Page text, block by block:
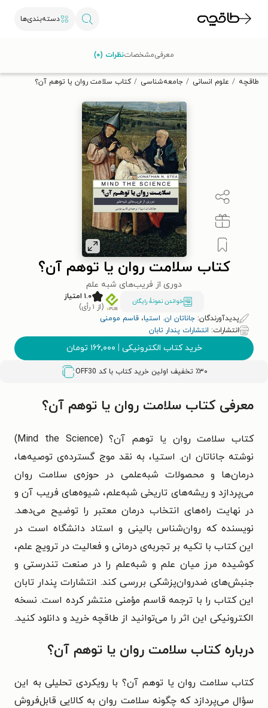
دسته‌بندی‌ها
تخفیف از طاقچه دریافت کن.
طاقچه علوم انسانی جامعه‌شناسی کتاب سلامت روان یا توهم آن؟
کتاب سلامت روان یا توهم آن؟
دوری از فریب‌های شبه علم
خواندن نمونۀ رایگان
۱.۰ امتیاز
(از ۱ رأی)
پدیدآورندگان: جاناتان ان. استیا، قاسم مومنی
انتشارات: انتشارات پندار تابان
خرید کتاب الکترونیکی | ۱۶۶,۰۰۰ تومان
٪۳۰ تخفیف اولین خرید کتاب با کد OFF30
معرفیمشخصاتنظرات (۰)
معرفی کتاب سلامت روان یا توهم آن؟
کتاب سلامت روان یا توهم آن؟ (Mind the Science
)
نوشته جاناتان ان. استیا، به نقد موج گسترده‌ی توصیه‌ها،
درمان‌ها و محصولات شبه‌علمی در حوزه‌ی سلامت روان
می‌پردازد و ریشه‌های تاریخی شبه‌علم، شیوه‌های فریب آن و
در نهایت راه‌های انتخاب درمان معتبر را توضیح می‌دهد.
نویسنده که روان‌شناس بالینی و استاد دانشگاه است در
این کتاب با تکیه بر تجربه‌ی درمانی و فعالیت در ترویج علم،
کوشیده مرز میان علم و شبه‌علم را در صنعت تندرستی و
جنبش‌های ضدروان‌پزشکی بررسی کند. انتشارات پندار تابان
این کتاب را با ترجمه‌ قاسم مؤمنی منتشر کرده است. نسخه
الکترونیکی این اثر را می‌توانید از طاقچه خرید و دانلود کنید.
درباره کتاب سلامت روان یا توهم آن؟
کتاب سلامت روان یا توهم آن؟ با رویکردی تحلیلی به این
سؤال می‌پردازد که چگونه سلامت روان به کالایی قابل‌فروش